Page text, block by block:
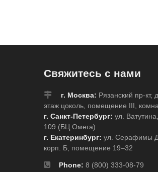
Свяжитесь с нами
г. Москва: Рязанский пр-кт,
этаж цоколь, помещение III,
г. Санкт-Петербург: ул.
109 (БЦ Омега)
г. Екатеринбург: ул. Серафимы
корп. Б, помещение 19–32
Phone: 8 (800) 333-08-79